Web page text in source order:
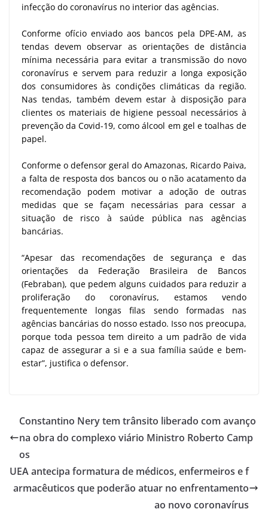
infecção do coronavírus no interior das agências.
Conforme ofício enviado aos bancos pela DPE-AM, as
tendas devem observar as orientações de distância
mínima necessária para evitar a transmissão do novo
coronavírus e servem para reduzir a longa exposição
dos consumidores às condições climáticas da região.
Nas tendas, também devem estar à disposição para
clientes os materiais de higiene pessoal necessários à
prevenção da Covid-19, como álcool em gel e toalhas de
papel.
Conforme o defensor geral do Amazonas, Ricardo Paiva,
a falta de resposta dos bancos ou o não acatamento da
recomendação podem motivar a adoção de outras
medidas que se façam necessárias para cessar a
situação de risco à saúde pública nas agências
bancárias.
“Apesar das recomendações de segurança e das
orientações da Federação Brasileira de Bancos
(Febraban), que pedem alguns cuidados para reduzir a
proliferação do coronavírus, estamos vendo
frequentemente longas filas sendo formadas nas
agências bancárias do nosso estado. Isso nos preocupa,
porque toda pessoa tem direito a um padrão de vida
capaz de assegurar a si e a sua família saúde e bem-
estar”, justifica o defensor.
Constantino Nery tem trânsito liberado com avanço
na obra do complexo viário Ministro Roberto Camp
os
UEA antecipa formatura de médicos, enfermeiros e f
armacêuticos que poderão atuar no enfrentamento
ao novo coronavírus